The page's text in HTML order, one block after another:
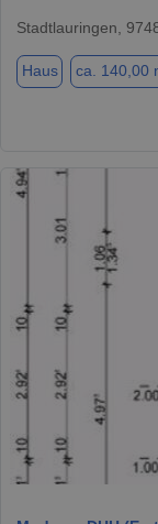
Stadtlauringen,
Haus ca. 140,00